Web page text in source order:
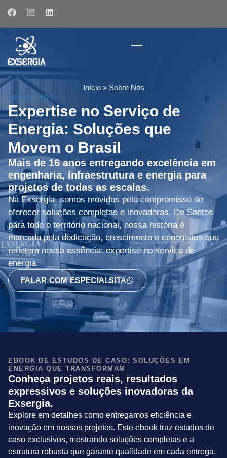
para
o
conteúdo
F
a
c
e
o
k
I
s
t
a
g
r
a
m
L
n
n
Início» Sobre Nós
SOBRE NÓS
Expertise no Serviço de
Energia: Soluções que
Movem o Brasil
Mais de 16 anos entregando excelência em
engenharia, infraestrutura e energia para
projetos de todas as escalas.
Na Exsergia, somos movidos pelo compromisso de
oferecer soluções completas e inovadoras. De Santos
para todo o território nacional, nossa história é
marcada pela dedicação, crescimento e conquistas que
refletem nossa essência: expertise no serviço de
energia.
FALAR COM ESPECIALSITA
EBOOK DE ESTUDOS DE CASO: SOLUÇÕES EM
ENERGIA QUE TRANSFORMAM
Conheça projetos reais, resultados
expressivos e soluções inovadoras da
Exsergia.
Explore em detalhes como entregamos eficiência e
inovação em nossos projetos. Este ebook traz estudos de
caso exclusivos, mostrando soluções completas e a
estrutura robusta que garante qualidade em cada entrega.